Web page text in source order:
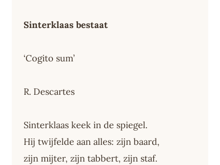
Sinterklaas bestaat
‘Cogito sum’
R. Descartes
Sinterklaas keek in de spiegel.
Hij twijfelde aan alles: zijn baard,
zijn mijter, zijn tabbert, zijn staf.